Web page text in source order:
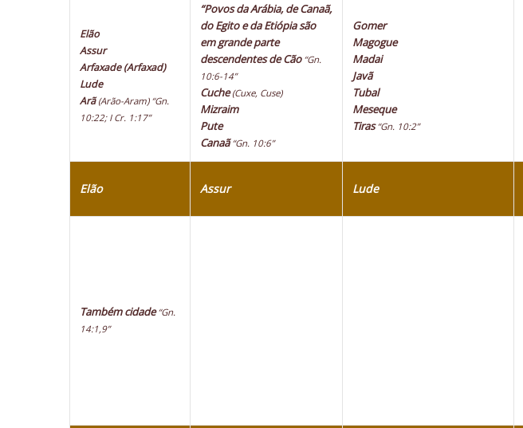
Elão
Assur
Arfaxade (Arfaxad)
Lude
Arã (Arão-Aram) “Gn.
10:22; I Cr. 1:17”
“Povos da Arábia, de Canaã,
do Egito e da Etiópia são
em grande parte
descendentes de Cão “Gn.
10:6-14”
Cuche(Cuxe, Cuse)
Mizraim
Pute
Canaã“Gn. 10:6”
Gomer
Magogue
Madai
Javã
Tubal
Meseque
Tiras“Gn. 10:2”
Elão Assur Lude
Também cidade“Gn.
14:1,9”